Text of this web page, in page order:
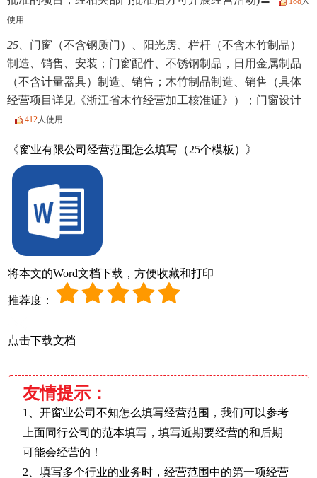
使用
25、 门窗（不含钢质门）、阳光房、栏杆（不含木竹制品）
制造、销售、安装；门窗配件、不锈钢制品，日用金属制品
（不含计量器具）制造、销售；木竹制品制造、销售（具体
经营项目详见《浙江省木竹经营加工核准证》）；门窗设计
412人使用
《窗业有限公司经营范围怎么填写（25个模板）》
将本文的Word文档下载，方便收藏和打印
推荐度：
点击下载文档
友情提示：
1、开窗业公司不知怎么填写经营范围，我们可以参考
上面同行公司的范本填写，填写近期要经营的和后期
可能会经营的！
2、填写多个行业的业务时，经营范围中的第一项经营